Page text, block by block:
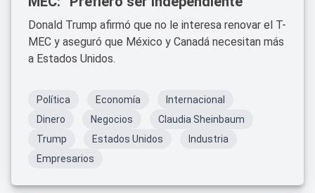
Donald Trump afirmó que no le interesa renovar el T-
MEC y aseguró que México y Canadá necesitan más
a Estados Unidos.
Política Economía
Internacional
Dinero
Negocios
Claudia Sheinbaum
Trump
Estados Unidos
Industria
Empresarios